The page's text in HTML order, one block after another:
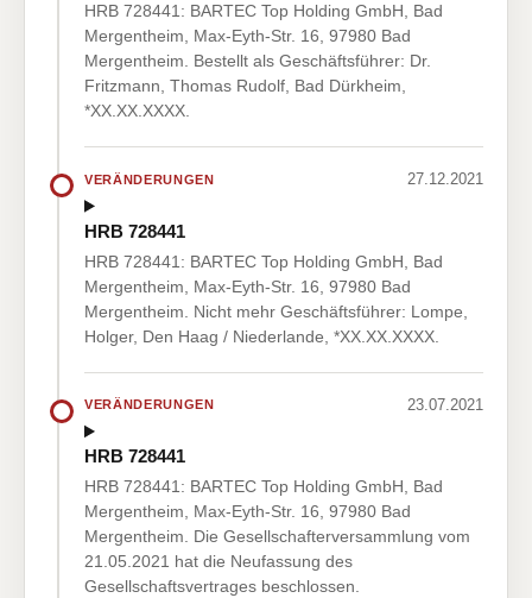
HRB 728441: BARTEC Top Holding GmbH, Bad
Mergentheim, Max-Eyth-Str. 16, 97980 Bad
Mergentheim. Bestellt als Geschäftsführer: Dr.
Fritzmann, Thomas Rudolf, Bad Dürkheim,
*XX.XX.XXXX.
VERÄNDERUNGEN 27.12.2021
HRB 728441
HRB 728441: BARTEC Top Holding GmbH, Bad
Mergentheim, Max-Eyth-Str. 16, 97980 Bad
Mergentheim. Nicht mehr Geschäftsführer: Lompe,
Holger, Den Haag / Niederlande, *XX.XX.XXXX.
VERÄNDERUNGEN 23.07.2021
HRB 728441
HRB 728441: BARTEC Top Holding GmbH, Bad
Mergentheim, Max-Eyth-Str. 16, 97980 Bad
Mergentheim. Die Gesellschafterversammlung vom
21.05.2021 hat die Neufassung des
Gesellschaftsvertrages beschlossen.